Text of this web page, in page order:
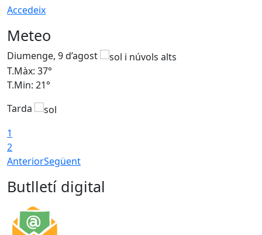
Accedeix
Meteo
Diumenge, 9 d’agost
T.Màx: 37°
T.Min: 21°
Tarda
1
2
AnteriorSegüent
Butlletí digital